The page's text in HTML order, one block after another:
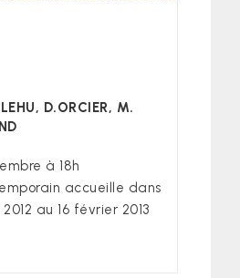
D.ORCIER, M.
à 18h
accueille dans
au 16 février 2013